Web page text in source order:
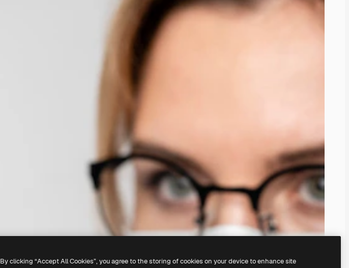
By clicking “Accept All Cookies”, you agree to the storing of cookies on your device to enhance site